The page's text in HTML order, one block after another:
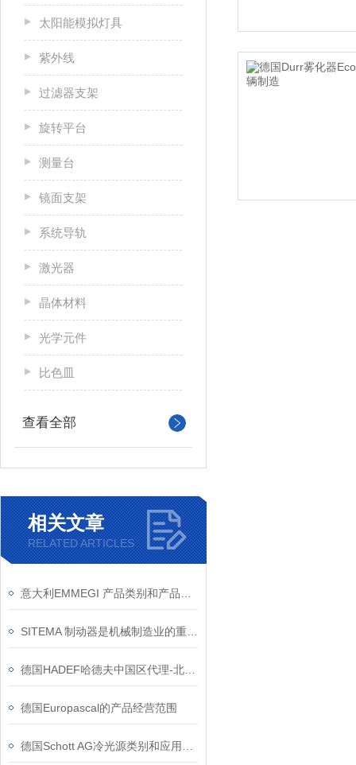
太阳能模拟灯具
紫外线
过滤器支架
旋转平台
测量台
镜面支架
系统导轨
激光器
晶体材料
光学元件
比色皿
查看全部
相关文章
RELATED ARTICLES
德国Europascal的产品经营范围